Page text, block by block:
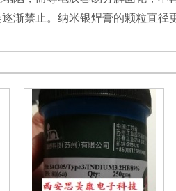
渐禁止。纳米银焊膏的颗粒直径